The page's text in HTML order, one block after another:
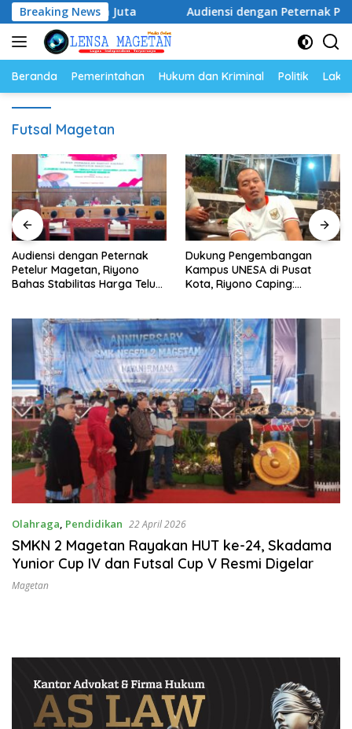
Langsung
ke
konten
Breaking News
Ratusan Juta Audiensi dengan Peternak Petelur
Beranda Pemerintahan Hukum dan Kriminal Politik
Futsal Magetan
Audiensi dengan Peternak
Petelur Magetan, Riyono
Bahas Stabilitas Harga Telur
Dukung Pengembangan
Kampus UNESA di Pusat
Kota, Riyono Caping:
Olahraga, Pendidikan 22 April 2026
SMKN 2 Magetan Rayakan HUT ke-24, Skadama
Yunior Cup IV dan Futsal Cup V Resmi Digelar
Magetan